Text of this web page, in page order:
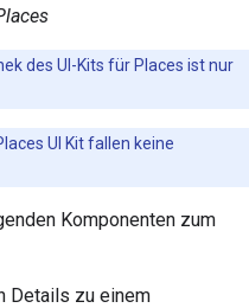
des UI-Kits für Places ist nur
UI Kit fallen keine
Komponenten zum
Details zu einem